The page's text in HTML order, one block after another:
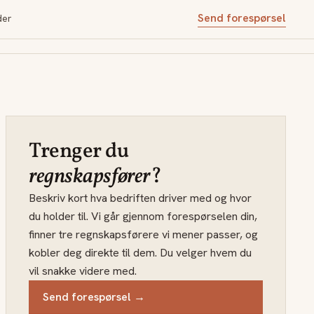
Send forespørsel
Trenger du
regnskapsfører?
Beskriv kort hva bedriften driver med og hvor
du holder til. Vi går gjennom forespørselen din,
finner tre regnskapsførere vi mener passer, og
kobler deg direkte til dem. Du velger hvem du
vil snakke videre med.
Send forespørsel →